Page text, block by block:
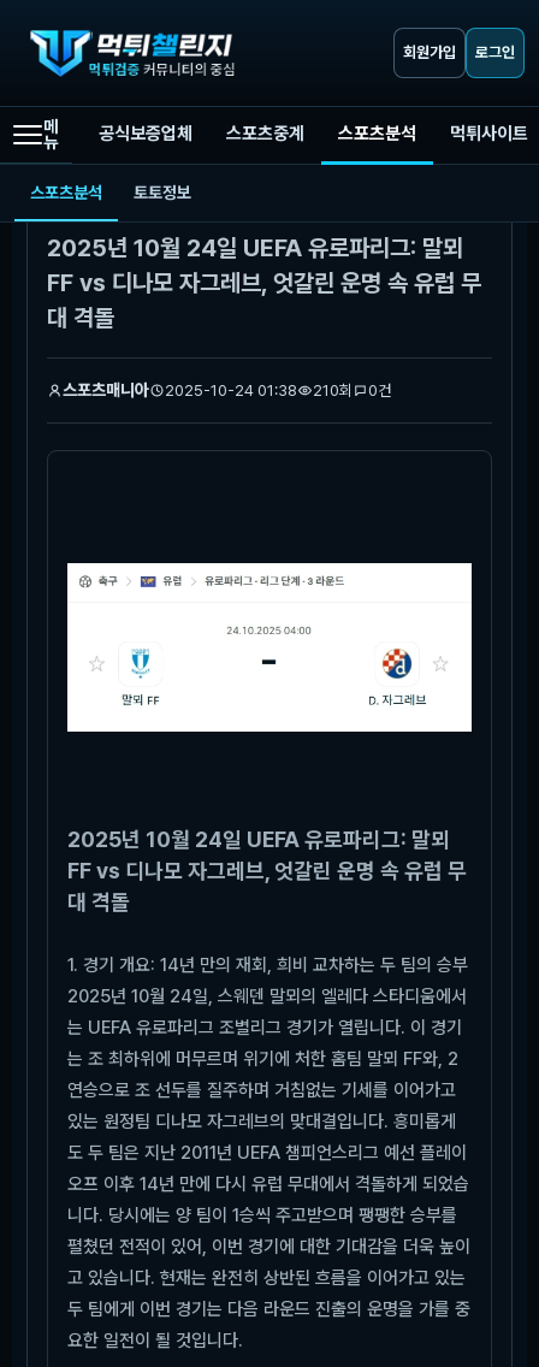
회원가입 로그인
메
뉴
공식보증업체 스포츠중계 스포츠분석 먹튀사이트
스포츠분석 토토정보
먹튀챌린지 스포츠분석
2025년 10월 24일 UEFA 유로파리그: 말뫼
FF vs 디나모 자그레브, 엇갈린 운명 속 유럽 무
대 격돌
스포츠매니아 2025-10-24 01:38 210회 0건
본문
2025년 10월 24일 UEFA 유로파리그: 말뫼
FF vs 디나모 자그레브, 엇갈린 운명 속 유럽 무
대 격돌
1. 경기 개요: 14년 만의 재회, 희비 교차하는 두 팀의 승부
2025년 10월 24일, 스웨덴 말뫼의 엘레다 스타디움에서
는 UEFA 유로파리그 조별리그 경기가 열립니다. 이 경기
는 조 최하위에 머무르며 위기에 처한 홈팀 말뫼 FF와, 2
연승으로 조 선두를 질주하며 거침없는 기세를 이어가고
있는 원정팀 디나모 자그레브의 맞대결입니다. 흥미롭게
도 두 팀은 지난 2011년 UEFA 챔피언스리그 예선 플레이
오프 이후 14년 만에 다시 유럽 무대에서 격돌하게 되었습
니다. 당시에는 양 팀이 1승씩 주고받으며 팽팽한 승부를
펼쳤던 전적이 있어, 이번 경기에 대한 기대감을 더욱 높이
고 있습니다. 현재는 완전히 상반된 흐름을 이어가고 있는
두 팀에게 이번 경기는 다음 라운드 진출의 운명을 가를 중
요한 일전이 될 것입니다.